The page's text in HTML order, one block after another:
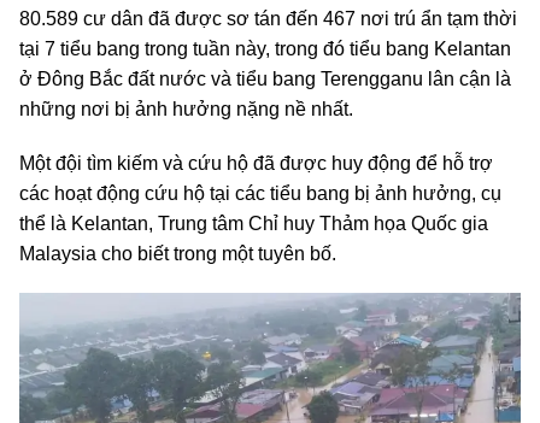
80.589 cư dân đã được sơ tán đến 467 nơi trú ẩn tạm thời
tại 7 tiểu bang trong tuần này, trong đó tiểu bang Kelantan
ở Đông Bắc đất nước và tiểu bang Terengganu lân cận là
những nơi bị ảnh hưởng nặng nề nhất.
Một đội tìm kiếm và cứu hộ đã được huy động để hỗ trợ
các hoạt động cứu hộ tại các tiểu bang bị ảnh hưởng, cụ
thể là Kelantan, Trung tâm Chỉ huy Thảm họa Quốc gia
Malaysia cho biết trong một tuyên bố.